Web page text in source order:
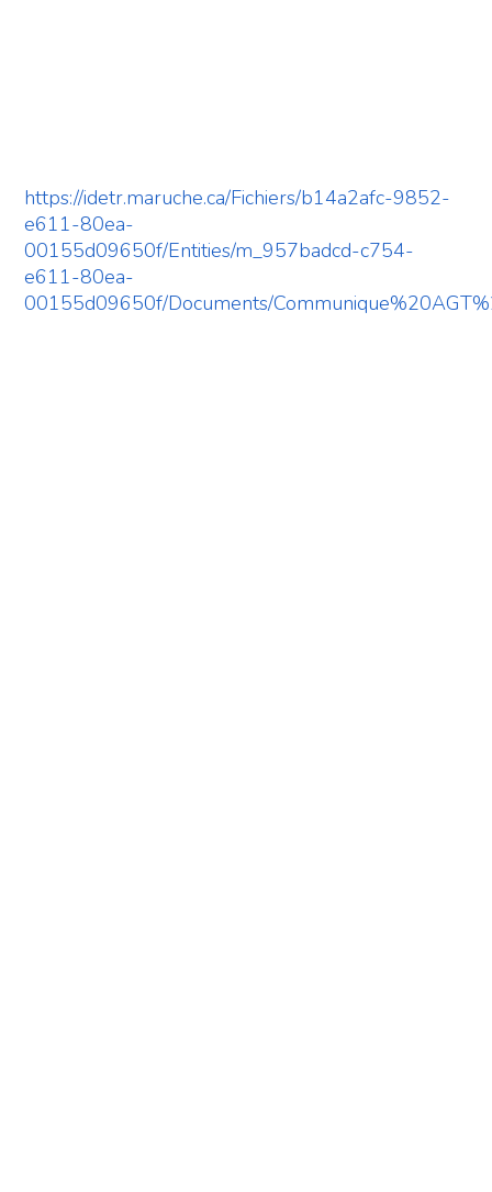
https://idetr.maruche.ca/Fichiers/b14a2afc-9852-
e611-80ea-
00155d09650f/Entities/m_957badcd-c754-
e611-80ea-
00155d09650f/Documents/